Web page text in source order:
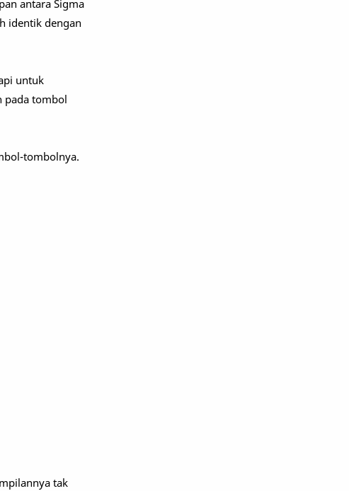
antara Sigma
identik dengan
untuk
pada tombol
tombolnya.
tak